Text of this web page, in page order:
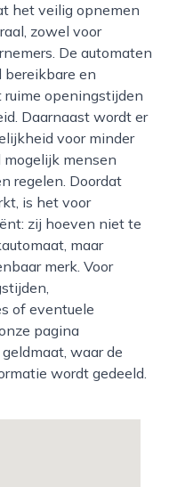
zowel voor
De automaten
bereikbare en
openingstijden
Daarnaast wordt er
voor minder
mogelijk mensen
regelen. Doordat
is het voor
zij hoeven niet te
maar
merk. Voor
of eventuele
pagina
waar de
wordt gedeeld.